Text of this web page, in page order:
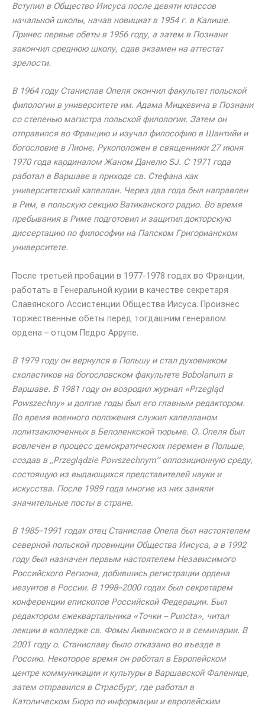
Вступил в Общество Иисуса после девяти классов
начальной школы, начав новициат в 1954 г. в Калише.
Принес первые обеты в 1956 году, а затем в Познани
закончил среднюю школу, сдав экзамен на аттестат
зрелости.
В 1964 году Станислав Опеля окончил факультет польской
филологии в университете им. Адама Мицкевича в Познани
со степенью магистра польской филологии. Затем он
отправился во Францию ​​и изучал философию в Шантийи и
богословие в Лионе. Рукоположен в священники 27 июня
1970 года кардиналом Жаном Данелю SJ. С 1971 года
работал в Варшаве в приходе св. Стефана как
университетский капеллан. Через два года был направлен
в Рим, в польскую секцию Ватиканского радио. Во время
пребывания в Риме подготовил и защитил докторскую
диссертацию по философии на Папском Григорианском
университете.
После третьей пробации в 1977-1978 годах во Франции,
работать в Генеральной курии в качестве секретаря
Славянского Ассистенции Общества Иисуса. Произнес
торжественные обеты перед тогдашним генералом
ордена – отцом Педро Аррупе.
В 1979 году он вернулся в Польшу и стал духовником
схоластиков на богословском факультете Bobolanum в
Варшаве. В 1981 году он возродил журнал «Przegląd
Powszechny» и долгие годы был его главным редактором.
Во время военного положения служил капелланом
политзаключенных в Белоленкской тюрьме. О. Опеля был
вовлечен в процесс демократических перемен в Польше,
создав в „Przeglądzie Powszechnym” оппозиционную среду,
состоящую из выдающихся представителей науки и
искусства. После 1989 года многие из них заняли
значительные посты в стране.
В 1985–1991 годах отец Станислав Опела был настоятелем
северной польской провинции Общества Иисуса, а в 1992
году был назначен первым настоятелем Независимого
Российского Региона, добившись регистрации ордена
иезуитов в России. В 1998–2000 годах был секретарем
конференции епископов Российской Федерации. Был
редактором ежеквартальника «Точки – Puncta», читал
лекции в колледже св. Фомы Аквинского и в семинарии. В
2001 году о. Станиславу было отказано во въезде в
Россию. Некоторое время он работал в Европейском
центре коммуникации и культуры в Варшавской Фаленице,
затем отправился в Страсбург, где работал в
Католическом Бюро по информации и европейским